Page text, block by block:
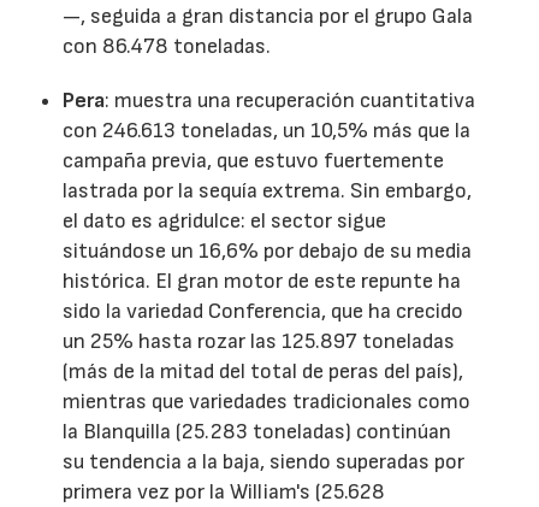
—, seguida a gran distancia por el grupo Gala
con 86.478 toneladas.
Pera: muestra una recuperación cuantitativa
con 246.613 toneladas, un 10,5% más que la
campaña previa, que estuvo fuertemente
lastrada por la sequía extrema. Sin embargo,
el dato es agridulce: el sector sigue
situándose un 16,6% por debajo de su media
histórica. El gran motor de este repunte ha
sido la variedad Conferencia, que ha crecido
un 25% hasta rozar las 125.897 toneladas
(más de la mitad del total de peras del país),
mientras que variedades tradicionales como
la Blanquilla (25.283 toneladas) continúan
su tendencia a la baja, siendo superadas por
primera vez por la William's (25.628